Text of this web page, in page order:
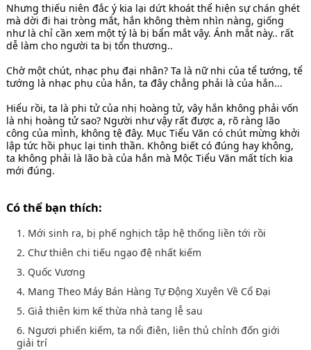
Nhưng thiếu niên đắc ý kia lại dứt khoát thể hiện sự chán ghét
mà dời đi hai tròng mắt, hắn không thèm nhìn nàng, giống
như là chỉ cần xem một tý là bị bẩn mắt vậy. Ánh mắt này.. rất
dễ làm cho người ta bị tổn thương..
Chờ một chút, nhạc phụ đại nhân? Ta là nữ nhi của tể tướng, tể
tướng là nhạc phụ của hắn, ta đây chẳng phải là của hắn...
Hiểu rồi, ta là phi tử của nhị hoàng tử, vậy hắn không phải vốn
là nhị hoàng tử sao? Người như vậy rất được a, rõ ràng lão
công của mình, không tệ đây. Mục Tiểu Văn có chút mừng khởi
lập tức hồi phục lại tinh thần. Không biết có đúng hay không,
ta không phải là lão bà của hắn mà Mộc Tiểu Văn mất tích kia
mới đúng.
Có thể bạn thích:
1. Mới sinh ra, bị phế nghịch tập hệ thống liền tới rồi
2. Chư thiên chi tiếu ngạo đệ nhất kiếm
3. Quốc Vương
4. Mang Theo Máy Bán Hàng Tự Động Xuyên Về Cổ Đại
5. Giả thiên kim kế thừa nhà tang lễ sau
6. Ngươi phiến kiếm, ta nổi điên, liên thủ chỉnh đốn giới
giải trí